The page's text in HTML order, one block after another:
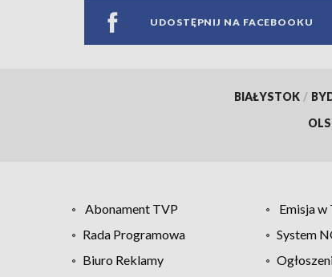
UDOSTĘPNIJ NA FACEBOOKU
BIAŁYSTOK /
Abonament TVP Emisja w
Rada Programowa
System
Biuro Reklamy